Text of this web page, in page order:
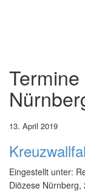
13. April 2019
Eingestellt unter:
Diözese Nürnberg,